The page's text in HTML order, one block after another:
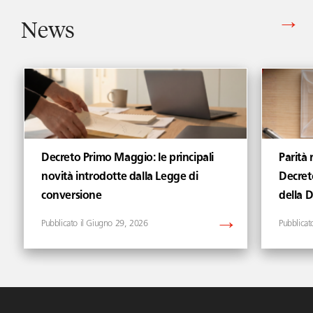
News Vedi tutti gli articoli di News
Decreto Primo Maggio: le principali
novità introdotte dalla Legge di
conversione
Giugno 29, 2026
Parità
della